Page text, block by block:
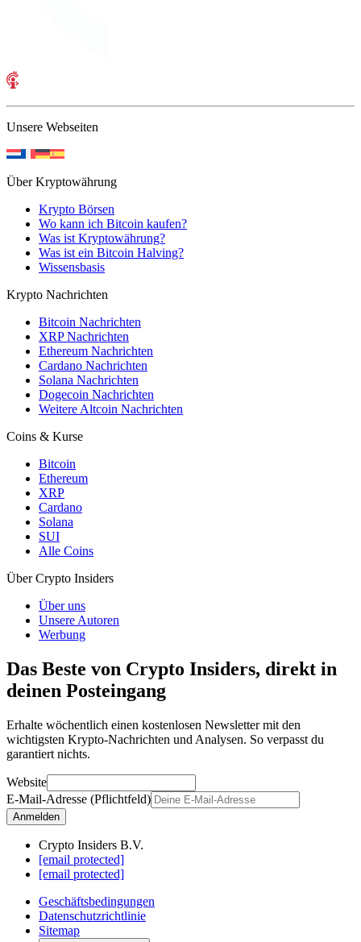
Unsere Webseiten
Über Kryptowährung
Krypto Börsen
Wo kann ich Bitcoin kaufen?
Was ist Kryptowährung?
Was ist ein Bitcoin Halving?
Wissensbasis
Krypto Nachrichten
Bitcoin Nachrichten
XRP Nachrichten
Ethereum Nachrichten
Cardano Nachrichten
Solana Nachrichten
Dogecoin Nachrichten
Weitere Altcoin Nachrichten
Coins & Kurse
Bitcoin
Ethereum
XRP
Cardano
Solana
SUI
Alle Coins
Über Crypto Insiders
Über uns
Unsere Autoren
Werbung
Das Beste von Crypto Insiders, direkt in
deinen Posteingang
Erhalte wöchentlich einen kostenlosen Newsletter mit den
wichtigsten Krypto-Nachrichten und Analysen. So verpasst du
garantiert nichts.
Website
E-Mail-Adresse (Pflichtfeld)
Anmelden
Crypto Insiders B.V.
[email protected]
[email protected]
Geschäftsbedingungen
Datenschutzrichtlinie
Sitemap